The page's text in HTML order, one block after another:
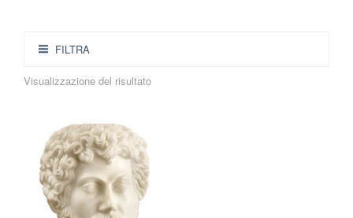
FILTRA
Visualizzazione del risultato